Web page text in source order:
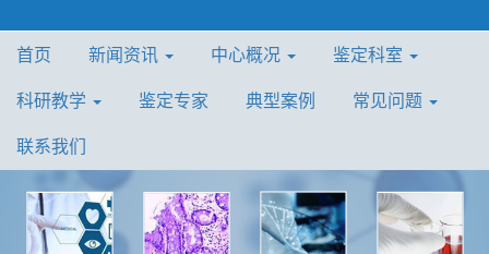
首页 新闻资讯 中心概况
鉴定科室
科研教学
鉴定专家 典型案例
常见问题
联系我们